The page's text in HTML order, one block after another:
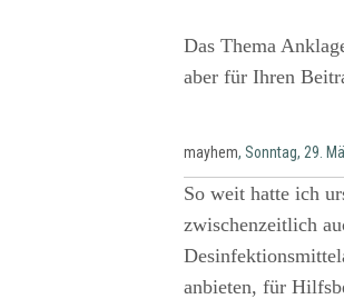
Das Thema
aber für Ihren
mayhem, Sonntag, 29.
So weit hatte ich
zwischenzeitlich
anbieten, für